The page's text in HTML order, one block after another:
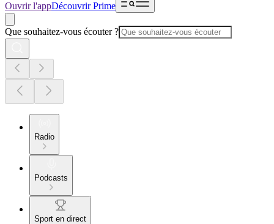
Ouvrir l'appDécouvrir Prime
Que souhaitez-vous écouter ?
Radio
Podcasts
Sport en direct